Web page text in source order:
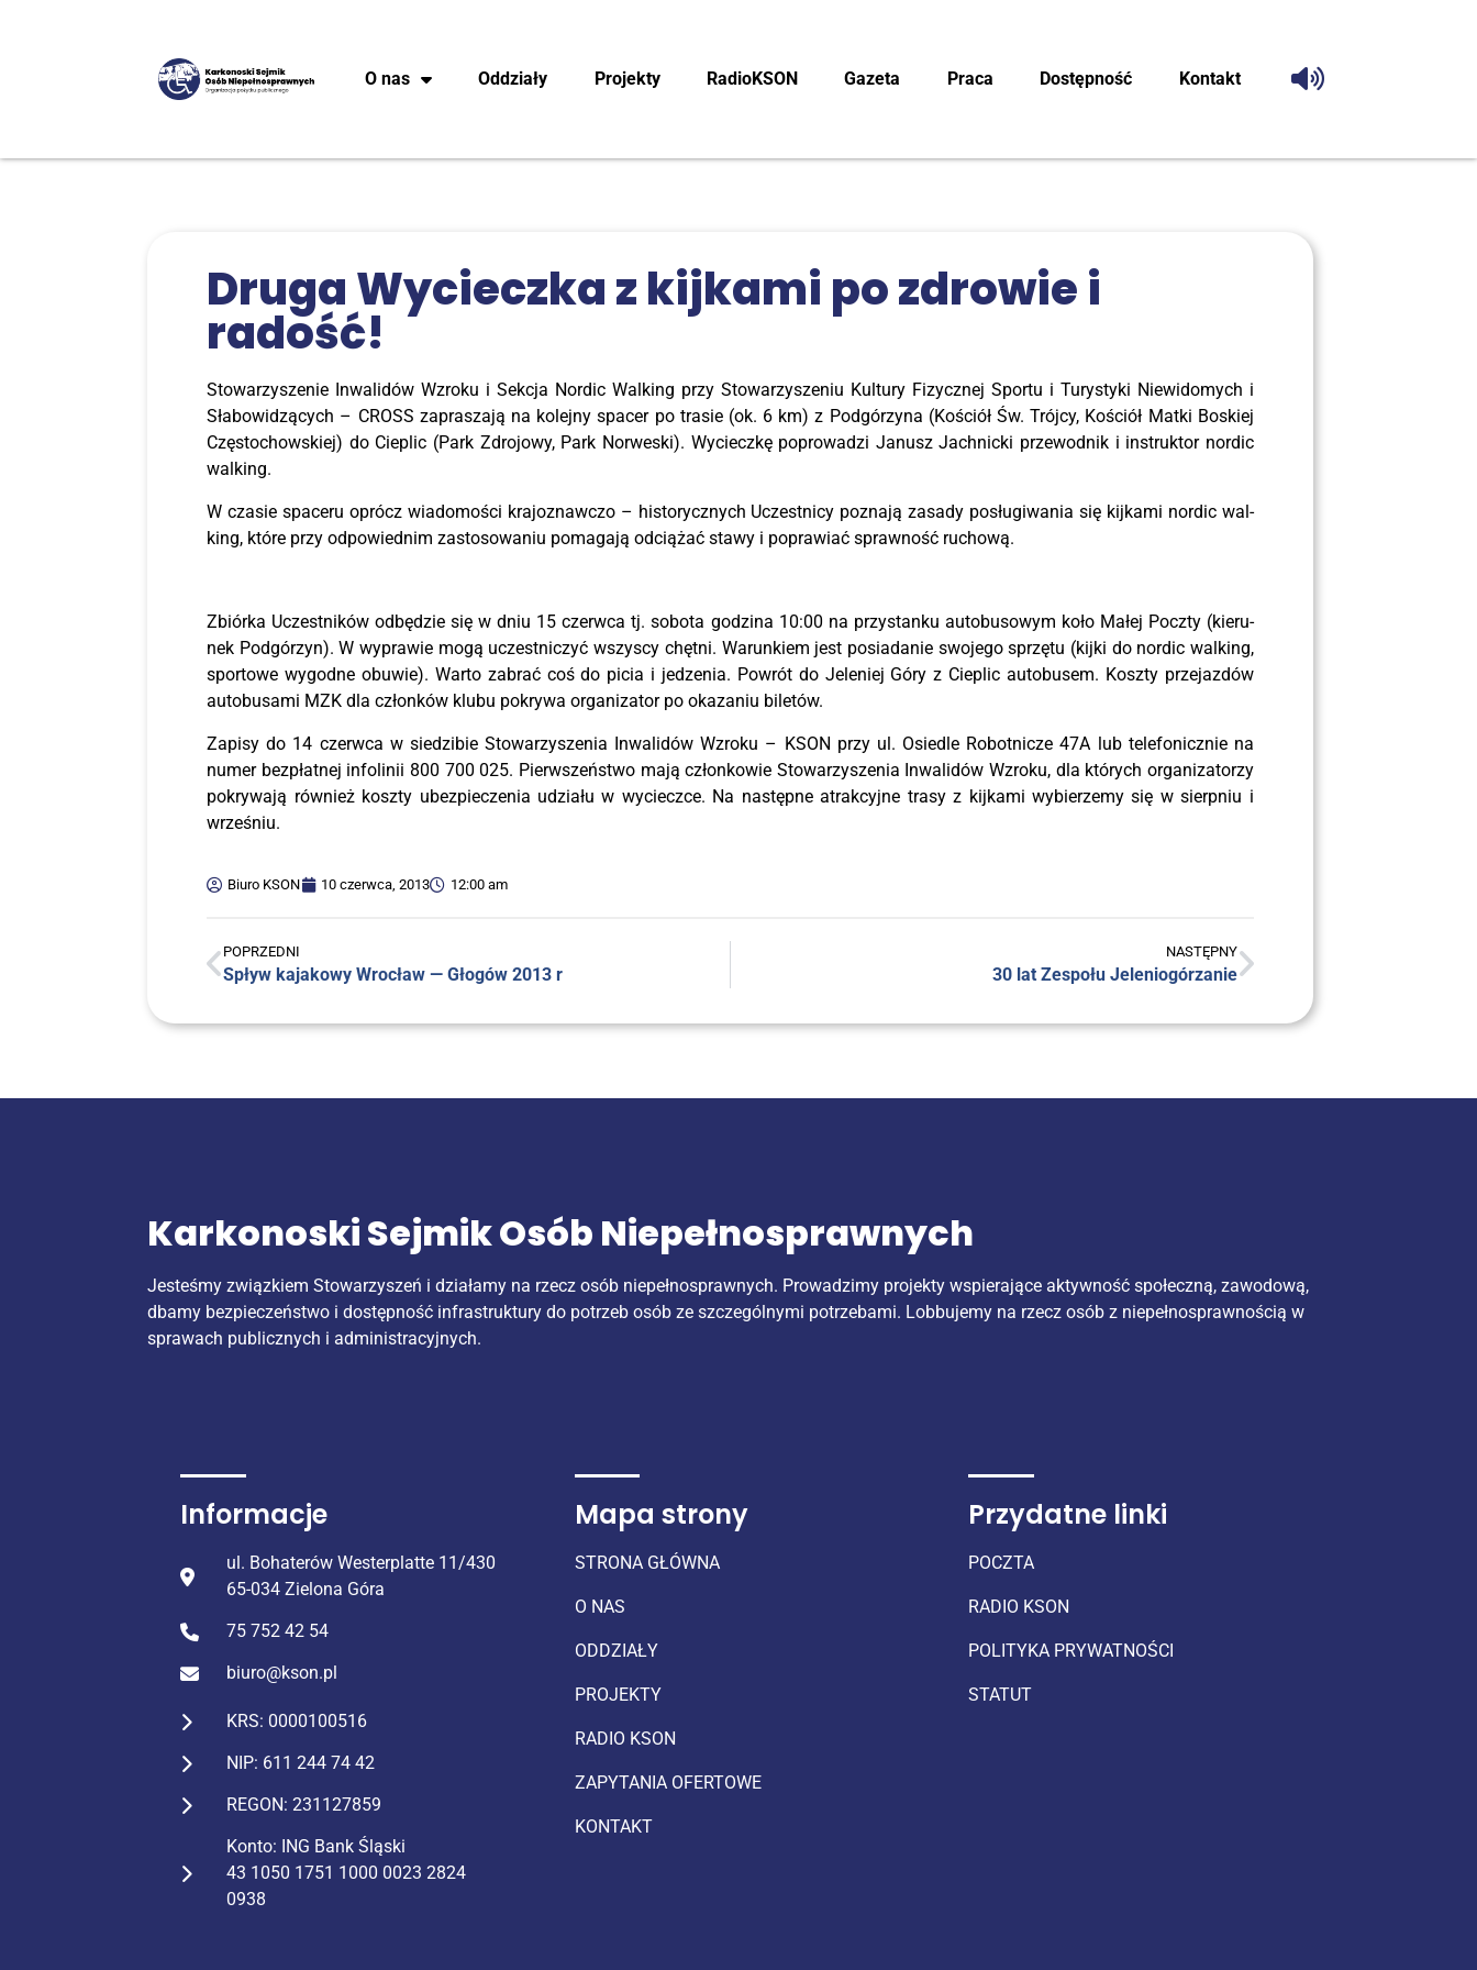
O nas Oddzia­ły Pro­jek­ty RadioK­SON Gaze­ta Pra­ca Dostęp­ność Kon­takt
Dru­ga Wyciecz­ka z kij­ka­mi po zdro­wie i
radość!
Sto­wa­rzy­sze­nie Inwa­li­dów Wzro­ku i Sek­cja Nor­dic Wal­king przy Sto­wa­rzy­sze­niu Kul­tu­ry Fizycz­nej Spor­tu i Tury­sty­ki Nie­wi­do­mych i
Sła­bo­wi­dzą­cych – CROSS zapra­sza­ją na kolej­ny spa­cer po tra­sie (ok. 6 km) z Pod­gó­rzy­na (Kościół Św. Trój­cy, Kościół Mat­ki Boskiej
Czę­sto­chow­skiej) do Cie­plic (Park Zdro­jo­wy, Park Nor­we­ski). Wyciecz­kę popro­wa­dzi Janusz Jach­nic­ki prze­wod­nik i instruk­tor nor­dic
walking.
W cza­sie spa­ce­ru oprócz wia­do­mo­ści kra­jo­znaw­czo – histo­rycz­nych Uczest­ni­cy pozna­ją zasa­dy posłu­gi­wa­nia się kij­ka­mi nor­dic wal­
king, któ­re przy odpo­wied­nim zasto­so­wa­niu poma­ga­ją odcią­żać sta­wy i popra­wiać spraw­ność ruchową.
Zbiór­ka Uczest­ni­ków odbę­dzie się w dniu 15 czerw­ca tj. sobo­ta godzi­na 10:00 na przy­stan­ku auto­bu­so­wym koło Małej Pocz­ty (kie­ru­
nek Pod­gó­rzyn). W wypra­wie mogą uczest­ni­czyć wszy­scy chęt­ni. Warun­kiem jest posia­da­nie swo­je­go sprzę­tu (kij­ki do nor­dic wal­king,
spor­to­we wygod­ne obu­wie). War­to zabrać coś do picia i jedze­nia. Powrót do Jele­niej Góry z Cie­plic auto­bu­sem. Kosz­ty prze­jaz­dów
auto­bu­sa­mi MZK dla człon­ków klu­bu pokry­wa orga­ni­za­tor po oka­za­niu biletów.
Zapi­sy do 14 czerw­ca w sie­dzi­bie Sto­wa­rzy­sze­nia Inwa­li­dów Wzro­ku – KSON przy ul. Osie­dle Robot­ni­cze 47A lub tele­fo­nicz­nie na
numer bez­płat­nej info­li­nii 800 700 025. Pierw­szeń­stwo mają człon­ko­wie Sto­wa­rzy­sze­nia Inwa­li­dów Wzro­ku, dla któ­rych orga­ni­za­to­rzy
pokry­wa­ją rów­nież kosz­ty ubez­pie­cze­nia udzia­łu w wyciecz­ce. Na następ­ne atrak­cyj­ne tra­sy z kij­ka­mi wybie­rze­my się w sierp­niu i
wrześniu.
Biuro KSON 10 czerwca, 2013 12:00 am
POPRZEDNI
Spływ kaja­ko­wy Wro­cław — Gło­gów 2013 r
NASTĘPNY
30 lat Zespo­łu Jeleniogórzanie
Karkonoski Sejmik Osób Niepełnosprawnych
Jesteśmy związkiem Stowarzyszeń i działamy na rzecz osób niepełnosprawnych. Prowadzimy projekty wspierające aktywność społeczną, zawodową,
dbamy bezpieczeństwo i dostępność infrastruktury do potrzeb osób ze szczególnymi potrzebami. Lobbujemy na rzecz osób z niepełnosprawnością w
sprawach publicznych i administracyjnych.
Informacje
ul. Bohaterów Westerplatte 11/430
65-034 Zielona Góra
75 752 42 54
biuro@kson.pl
KRS: 0000100516
NIP: 611 244 74 42
REGON: 231127859
Konto: ING Bank Śląski
43 1050 1751 1000 0023 2824
0938
Mapa strony
STRONA GŁÓWNA
O NAS
ODDZIAŁY
PROJEKTY
RADIO KSON
ZAPYTANIA OFERTOWE
KONTAKT
Przydatne linki
POCZTA
RADIO KSON
POLITYKA PRYWATNOŚCI
STATUT